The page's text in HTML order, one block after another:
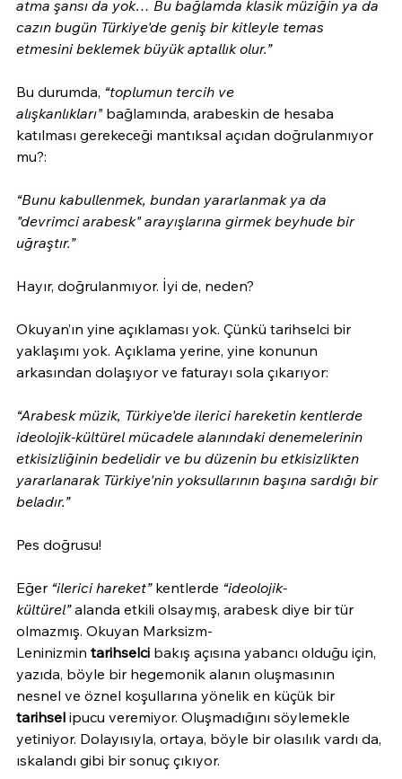
atma şansı da yok… Bu bağlamda klasik müziğin ya da
cazın bugün Türkiye'de geniş bir kitleyle temas
etmesini beklemek büyük aptallık olur.”
Bu durumda, “toplumun tercih ve
alışkanlıkları” bağlamında, arabeskin de hesaba
katılması gerekeceği mantıksal açıdan doğrulanmıyor
mu?:
“Bunu kabullenmek, bundan yararlanmak ya da
"devrimci arabesk" arayışlarına girmek beyhude bir
uğraştır.”
Hayır, doğrulanmıyor. İyi de, neden?
Okuyan’ın yine açıklaması yok. Çünkü tarihselci bir
yaklaşımı yok. Açıklama yerine, yine konunun
arkasından dolaşıyor ve faturayı sola çıkarıyor:
“Arabesk müzik, Türkiye'de ilerici hareketin kentlerde
ideolojik-kültürel mücadele alanındaki denemelerinin
etkisizliğinin bedelidir ve bu düzenin bu etkisizlikten
yararlanarak Türkiye'nin yoksullarının başına sardığı bir
beladır.”
Pes doğrusu!
Eğer “ilerici hareket” kentlerde “ideolojik-
kültürel” alanda etkili olsaymış, arabesk diye bir tür
olmazmış. Okuyan Marksizm-
Leninizmin tarihselci bakış açısına yabancı olduğu için,
yazıda, böyle bir hegemonik alanın oluşmasının
nesnel ve öznel koşullarına yönelik en küçük bir
tarihsel ipucu veremiyor. Oluşmadığını söylemekle
yetiniyor. Dolayısıyla, ortaya, böyle bir olasılık vardı da,
ıskalandı gibi bir sonuç çıkıyor.